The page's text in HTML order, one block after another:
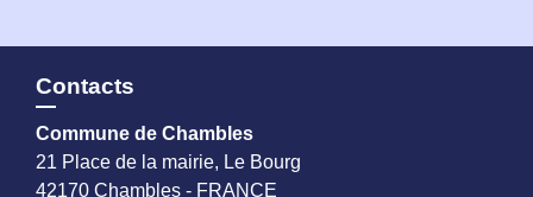
Contacts
Commune de Chambles
21 Place de la mairie, Le Bourg
42170 Chambles - FRANCE